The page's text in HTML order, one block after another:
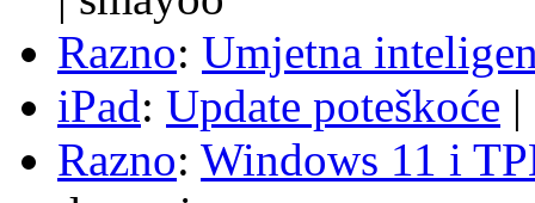
Razno: Umjetna
iPad: Update poteškoće |
Razno: Windows 11 i